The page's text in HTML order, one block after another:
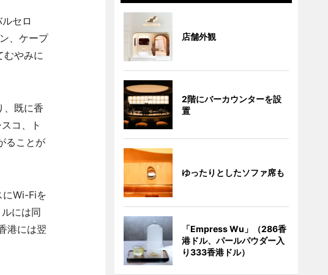
セロ
、ケープ
むやみに
、既に香
コ、ト
ることが
Wi-Fiを
には同
港には翌
店舗外観
2階にバーカウンターを設
置
ゆったりとしたソファ席も
「Empress Wu」（286香
港ドル、パールパウダー入
り333香港ドル）